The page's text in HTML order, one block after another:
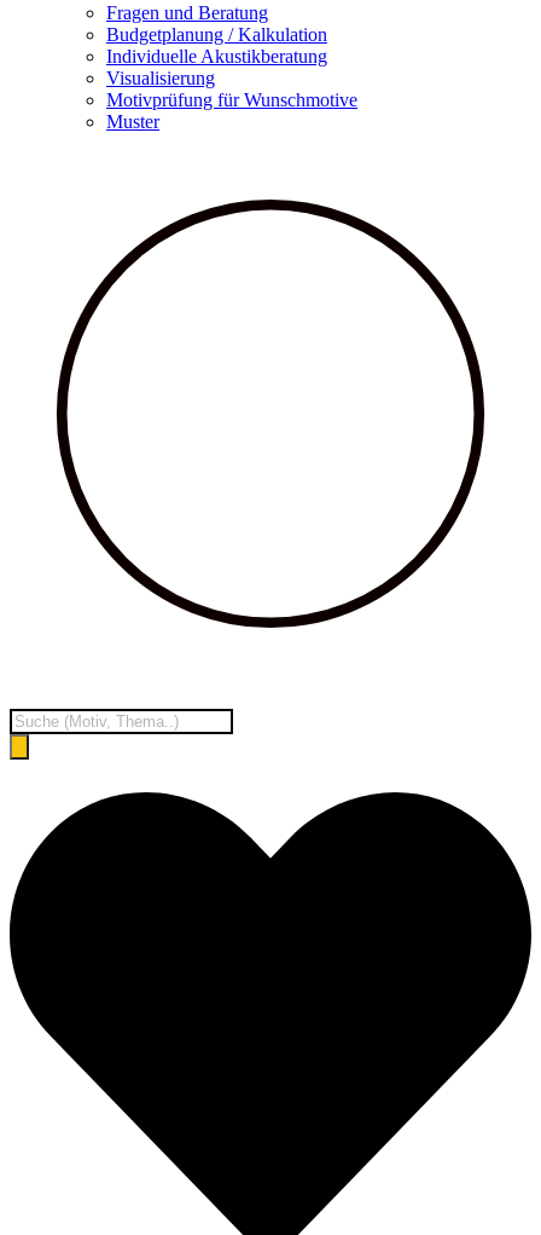
Fragen und Beratung
Budgetplanung / Kalkulation
Individuelle Akustikberatung
Visualisierung
Motivprüfung für Wunschmotive
Muster
Products
search